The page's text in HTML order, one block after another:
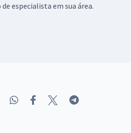
especialista em sua área.